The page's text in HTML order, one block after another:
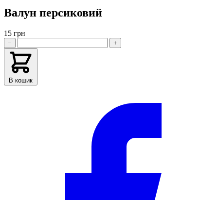
Валун персиковий
15 грн
− +
В кошик